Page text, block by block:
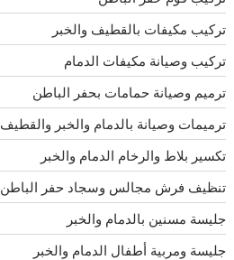
تركيب مكيفات بالقطيف والخبر
تركيب وصيانة مكيفات الدمام
ترميم وصيانة حمامات بحفر الباطن
ترميمات وصيانة بالدمام والخبر والقطيف
تكسير بلاط والرخام الدمام والخبر
تنظيف فرش مجالس وسجاد حفر الباطن
جليسة مسنين بالدمام والخبر
جليسة ومربية أطفال الدمام والخبر